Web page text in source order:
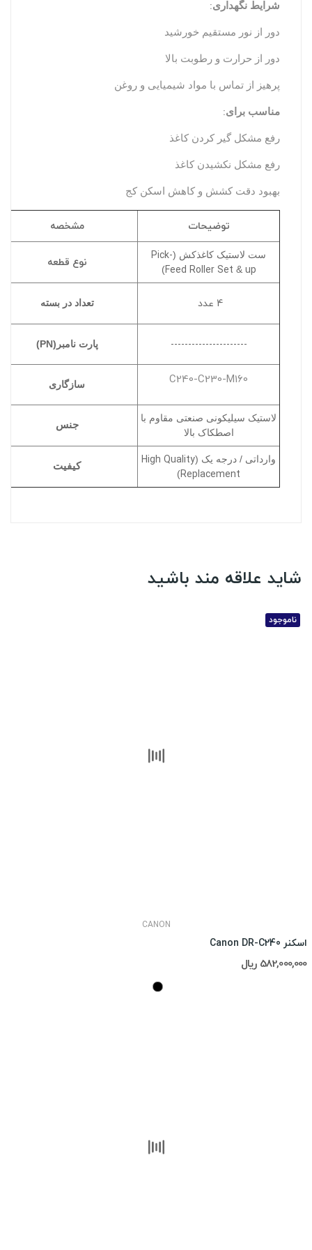
شرایط نگهداری:
دور از نور مستقیم خورشید
دور از حرارت و رطوبت بالا
پرهیز از تماس با مواد شیمیایی و روغن
مناسب برای:
رفع مشکل گیر کردن کاغذ
رفع مشکل نکشیدن کاغذ
بهبود دقت کشش و کاهش اسکن کج
توضیحات مشخصه
ست لاستیک کاغذکش (Pick-
up
&
Feed Roller Set
) نوع قطعه
4 عدد تعداد در بسته
---------------------- پارت نامبر(PN)
C240-C230-M160 سازگاری
لاستیک سیلیکونی صنعتی مقاوم با
اصطکاک بالا
جنس
وارداتی / درجه یک (High Quality
Replacement
)
کیفیت
شاید علاقه مند باشید
ناموجود
CANON
اسکنر Canon DR-C240
582,000,000 ریال